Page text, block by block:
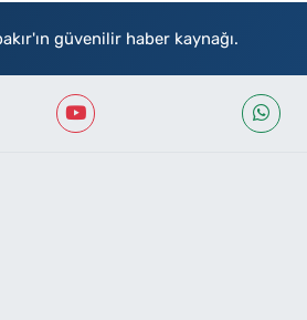
güvenilir haber kaynağı.